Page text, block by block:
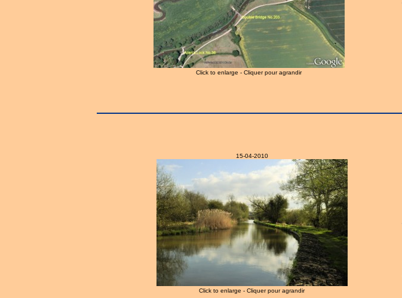
Click to enlarge - Cliquer pour agrandir
15-04-2010
Click to enlarge - Cliquer pour agrandir